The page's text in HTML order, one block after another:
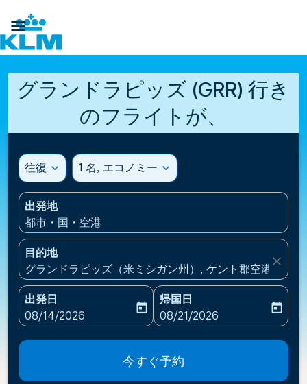

グランドラピッズ (GRR) 行き
のフライトが、
往復 expand_more 1 名, エコノミー expand_more
出発地
都市・国・空港
目的地
グランドラピッズ（米ミシガン州）, ケント郡空港
close
出発日
fc-booking-departure-date-aria-label
08/14/2026
today
帰国日
fc-booking-return-date-
08/21/2026
today
今すぐ予約